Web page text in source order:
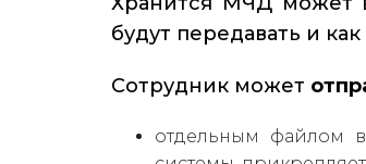
будут передавать и
Сотрудник может
отдельным файлом